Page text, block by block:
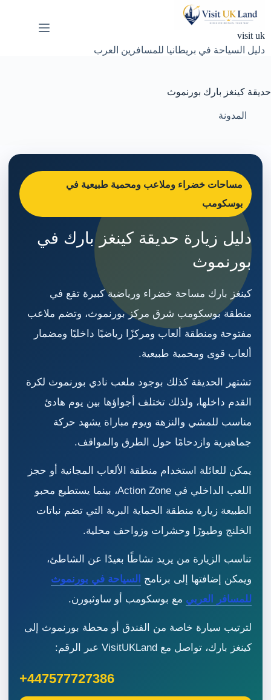
visit uk
دليل السياحة في بريطانيا للمسافرين العرب
حديقة كينغز بارك بورنموث
المدونة
مساحات خضراء وملاعب ومحمية طبيعية في
بوسكومب
دليل زيارة حديقة كينغز بارك في
بورنموث
كينغز بارك مساحة خضراء ورياضية كبيرة تقع في
منطقة بوسكومب شرق مركز بورنموث، وتضم ملاعب
مفتوحة ومنطقة ألعاب ومركزًا رياضيًا داخليًا ومضمار
ألعاب قوى ومحمية طبيعية.
تشتهر الحديقة كذلك بوجود ملعب نادي بورنموث لكرة
القدم داخلها، ولذلك تختلف أجواؤها بين يوم هادئ
مناسب للمشي والنزهة ويوم مباراة يشهد حركة
جماهيرية وازدحامًا حول الطرق والمواقف.
يمكن للعائلة استخدام منطقة الألعاب المجانية أو حجز
اللعب الداخلي في Action Zone، بينما يستطيع محبو
الطبيعة زيارة منطقة الحماية البرية التي تضم نباتات
الخلنج وطيورًا وحشرات وزواحف محلية.
تناسب الزيارة من يريد نشاطًا بعيدًا عن الشاطئ،
ويمكن إضافتها إلى برنامج السياحة في بورنموث
للمسافر العربي مع بوسكومب أو ساوثبورن.
لترتيب سيارة خاصة من الفندق أو محطة بورنموث إلى
كينغز بارك، تواصل مع VisitUKLand عبر الرقم:
+447577727386